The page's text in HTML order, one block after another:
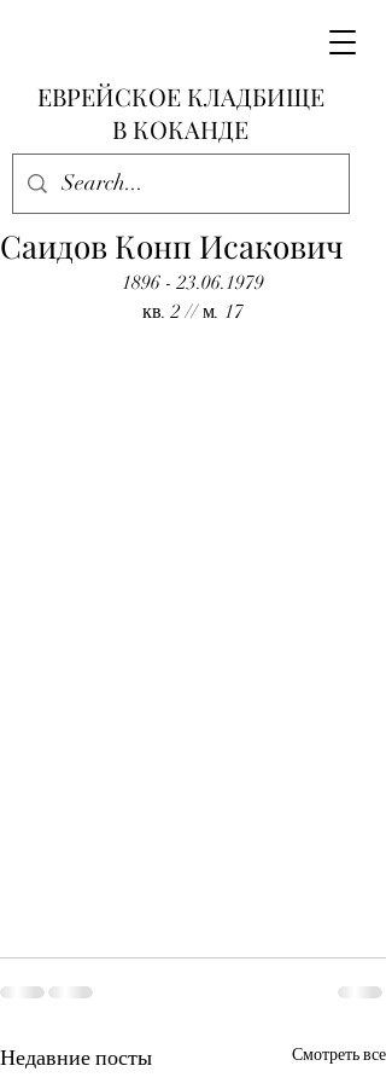
ЕВРЕЙСКОЕ КЛАДБИЩЕ
В КОКАНДЕ
Саидов Конп Исакович
1896 - 23.06.1979
кв. 2 // м. 17
Недавние посты Смотреть все